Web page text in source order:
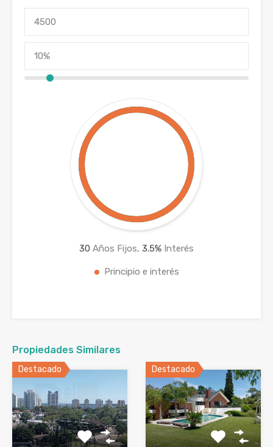
30 Años Fijos, 3.5% Interés
Principio e interés
Propiedades Similares
Destacado Destacado